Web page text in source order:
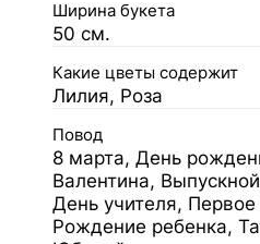
Ширина букета
50 см.
Какие цветы содержит
Лилия, Роза
Повод
8 марта, День
Валентина,
День учителя,
Рождение ребенка,